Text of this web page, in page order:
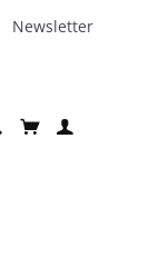
Newsletter